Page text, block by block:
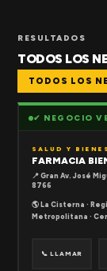
RESULTADOS
TODOS LOS
TODOS LOS
✔ NEGOCIO
SALUD Y
FARMACIA
📍 Gran Av. José
8766
🌎 La Cisterna ·
Metropolitana ·
📞 LLAMAR